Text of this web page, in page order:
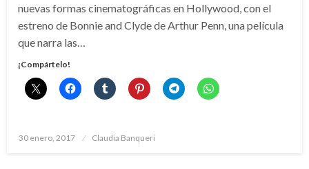
nuevas formas cinematográficas en Hollywood, con el
estreno de Bonnie and Clyde de Arthur Penn, una película
que narra las…
¡Compártelo!
Publicado
30 enero, 2017 Claudia Banqueri